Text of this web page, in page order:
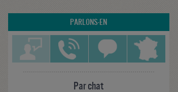
PARLONS-EN
Par chat